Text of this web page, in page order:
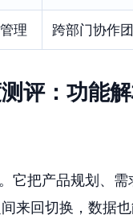
理 跨部门协作
评：功能
它把产品规划、
来回切换，数据